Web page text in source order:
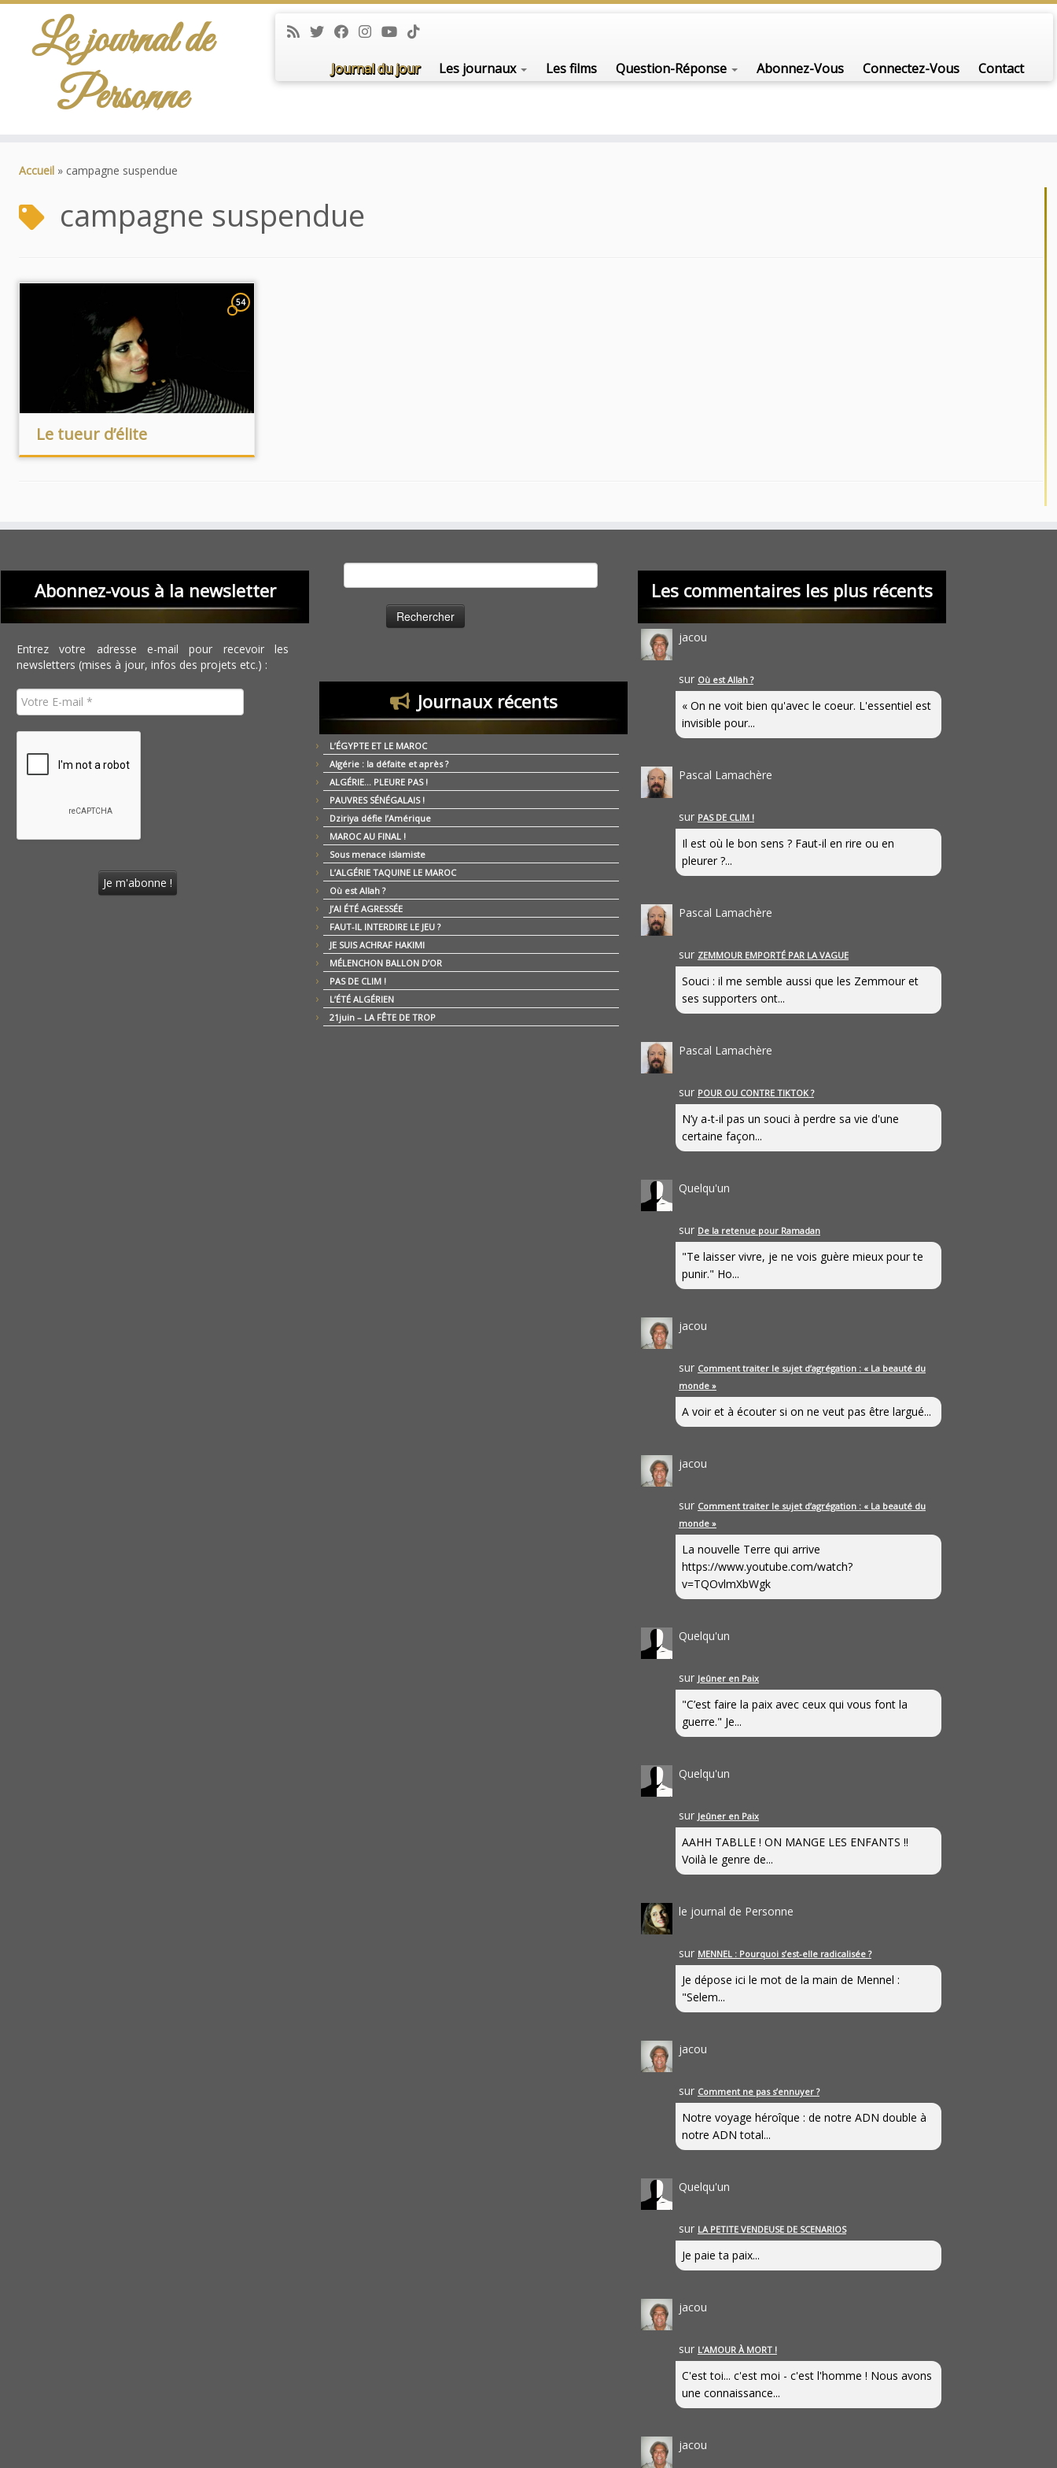
Le journal de
Personne
Journal du jour Les journaux Les films Question-Réponse Abonnez-Vous Connectez-Vous Contact
Accueil » campagne suspendue
campagne suspendue
54
Le tueur d’élite
Abonnez-vous à la newsletter
Entrez votre adresse e-mail pour recevoir les
newsletters (mises à jour, infos des projets etc.) :
Journaux récents
L’ÉGYPTE ET LE MAROC
Algérie : la défaite et après ?
ALGÉRIE… PLEURE PAS !
PAUVRES SÉNÉGALAIS !
Dziriya défie l’Amérique
MAROC AU FINAL !
Sous menace islamiste
L’ALGÉRIE TAQUINE LE MAROC
Où est Allah ?
J’AI ÉTÉ AGRESSÉE
FAUT-IL INTERDIRE LE JEU ?
JE SUIS ACHRAF HAKIMI
MÉLENCHON BALLON D’OR
PAS DE CLIM !
L’ÉTÉ ALGÉRIEN
21juin – LA FÊTE DE TROP
Les commentaires les plus récents
jacou
sur Où est Allah ?
« On ne voit bien qu'avec le coeur. L'essentiel est
invisible pour...
Pascal Lamachère
sur PAS DE CLIM !
Il est où le bon sens ? Faut-il en rire ou en
pleurer ?...
Pascal Lamachère
sur ZEMMOUR EMPORTÉ PAR LA VAGUE
Souci : il me semble aussi que les Zemmour et
ses supporters ont...
Pascal Lamachère
sur POUR OU CONTRE TIKTOK ?
N’y a-t-il pas un souci à perdre sa vie d'une
certaine façon...
Quelqu'un
sur De la retenue pour Ramadan
"Te laisser vivre, je ne vois guère mieux pour te
punir." Ho...
jacou
sur Comment traiter le sujet d’agrégation : « La beauté du
monde »
A voir et à écouter si on ne veut pas être largué...
jacou
sur Comment traiter le sujet d’agrégation : « La beauté du
monde »
La nouvelle Terre qui arrive
https://www.youtube.com/watch?
v=TQOvlmXbWgk
Quelqu'un
sur Jeûner en Paix
"C’est faire la paix avec ceux qui vous font la
guerre." Je...
Quelqu'un
sur Jeûner en Paix
AAHH TABLLE ! ON MANGE LES ENFANTS !!
Voilà le genre de...
le journal de Personne
sur MENNEL : Pourquoi s’est-elle radicalisée ?
Je dépose ici le mot de la main de Mennel :
"Selem...
jacou
sur Comment ne pas s’ennuyer ?
Notre voyage héroîque : de notre ADN double à
notre ADN total...
Quelqu'un
sur LA PETITE VENDEUSE DE SCENARIOS
Je paie ta paix...
jacou
sur L’AMOUR À MORT !
C'est toi... c'est moi - c'est l'homme ! Nous avons
une connaissance...
jacou